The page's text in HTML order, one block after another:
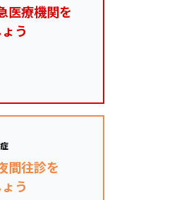
医療機関を
う
間往診を
う